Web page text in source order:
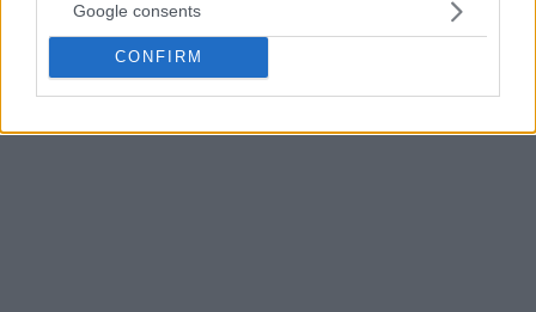
Google consents
CONFIRM